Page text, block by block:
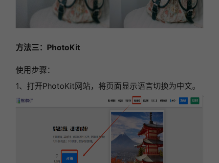
方法三：PhotoKit
使用步骤：
1、打开PhotoKit网站，将页面显示语言切换为中文。